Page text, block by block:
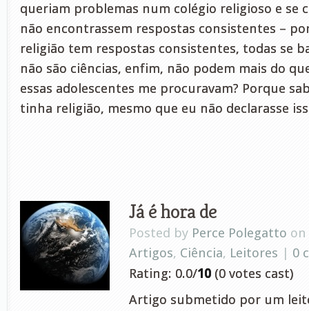
queriam problemas num colégio religioso e se
não encontrassem respostas consistentes –
religião tem respostas consistentes, todas se
não são ciências, enfim, não podem mais do
essas adolescentes me procuravam? Porque
tinha religião, mesmo que eu não declarasse
Já é hora de
Posted by Perce Polegatto on
Artigos, Ciência, Leitores | 0
Rating: 0.0/10 (0 votes cast)
Artigo submetido por um